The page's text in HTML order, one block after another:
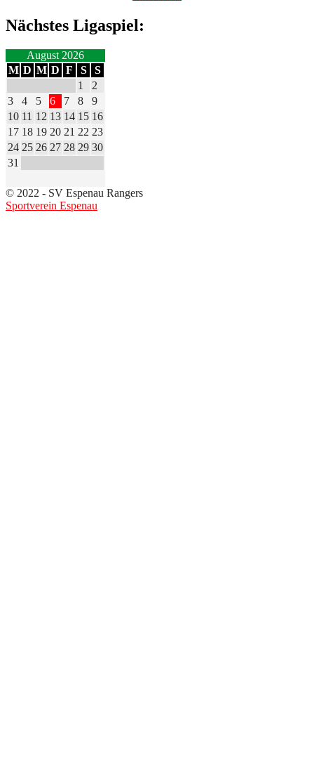
Nächstes Ligaspiel:
August 2026
M D M D F S
S
1
2
3
4 5 6 7 8
9
10 11 12 13 14 15 16
17 18 19 20 21 22 23
24 25 26 27 28 29 30
31
© 2022 - SV Espenau Rangers
Sportverein Espenau